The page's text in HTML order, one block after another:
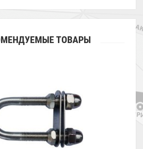
ТОВАРЫ